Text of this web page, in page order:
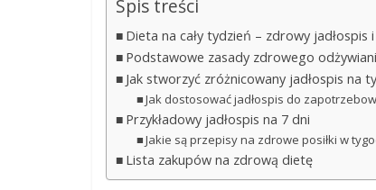
Spis treści
Dieta na cały tydzień – zdrowy jadłospis
Podstawowe zasady zdrowego
Jak stworzyć zróżnicowany jadłospis na
Jak dostosować jadłospis do
Przykładowy jadłospis na 7 dni
Jakie są przepisy na zdrowe posiłki w
Lista zakupów na zdrową dietę